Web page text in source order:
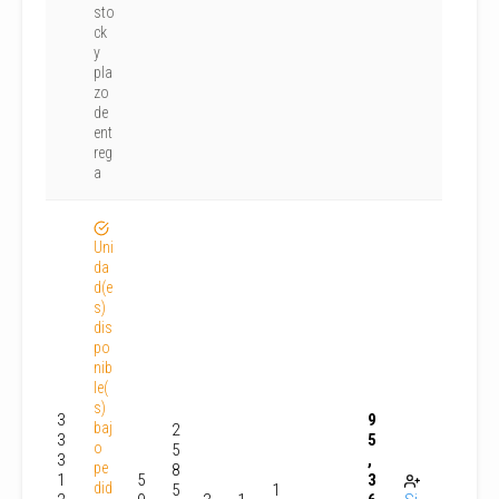
sto
ck
y
pla
zo
de
ent
reg
a
3
3
3
1
Uni
da
d(e
s)
dis
po
nib
le(
s)
baj
o
pe
did
5
2
5
8
5
1
9
5
,
3